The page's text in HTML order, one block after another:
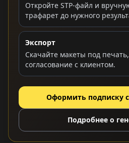
Откройте STP-файл и
трафарет до нужного
Экспорт
Скачайте макеты под
согласование с клиентом.
Оформить подписку
Подробнее о